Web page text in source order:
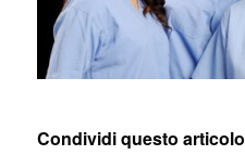
Condividi questo articolo